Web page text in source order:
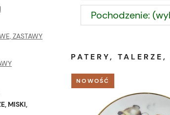
ZASTAWY
MISKI,
Pochodzenie:
PATERY,
NOWOŚĆ